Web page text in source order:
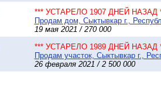
*** УСТАРЕЛО 1907 ДНЕЙ НАЗАД
Продам дом, Сыктывкар г.,
19 мая 2021 / 270 000
*** УСТАРЕЛО 1989 ДНЕЙ НАЗАД
Продам участок, Сыктывкар г.,
26 февраля 2021 / 2 500 000